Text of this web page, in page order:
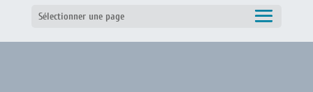
Sélectionner une page